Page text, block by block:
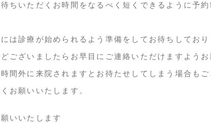
ちいただくお時間をなるべく短くできるように予約
は診療が始められるよう準備をしてお待ちしており
ございましたらお早目にご連絡いただけますようお
間外に来院されますとお待たせしてしまう場合も
お願いいたします。
いいたします